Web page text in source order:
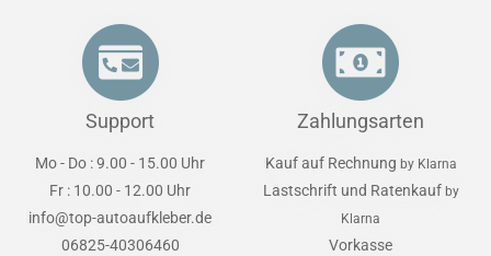
Support
Mo - Do : 9.00 - 15.00 Uhr
Fr : 10.00 - 12.00 Uhr
info@top-autoaufkleber.de
06825-40306460
Zahlungsarten
Kauf auf Rechnung by Klarna
Lastschrift und Ratenkauf by
Klarna
Vorkasse